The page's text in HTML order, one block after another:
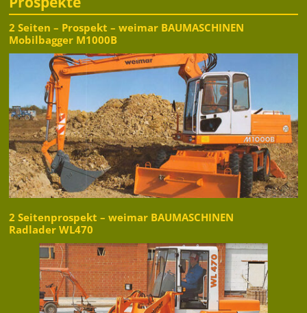
2 Seiten – Prospekt – weimar BAUMASCHINEN
Mobilbagger M1000B
2 Seitenprospekt – weimar BAUMASCHINEN
Radlader WL470